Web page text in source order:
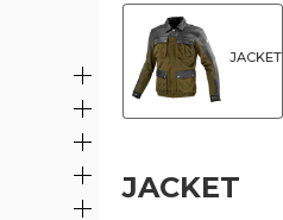
JACKET
JACKET